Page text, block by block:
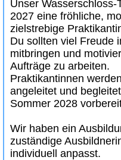
Unser
2027 eine fröhliche,
zielstrebige
Du sollten viel Freude
mitbringen und
Aufträge zu arbeiten.
Praktikantinnen
angeleitet und
Sommer 2028
Wir haben ein
zuständige
individuell anpasst.